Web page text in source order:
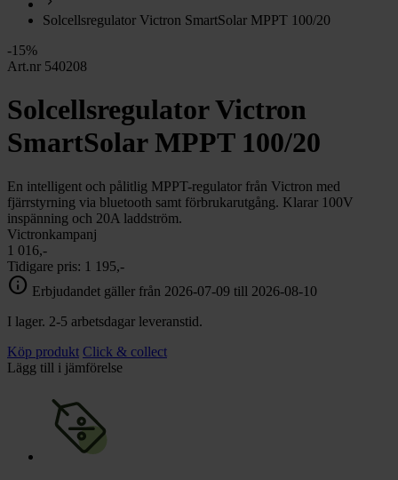
Vatten chevron_right
Lacanche
chevron_right
Solcellsregulator Victron SmartSolar MPPT 100/20
-15%
Art.nr 540208
Solcellsregulator Victron
SmartSolar MPPT 100/20
En intelligent och pålitlig MPPT-regulator från Victron med
fjärrstyrning via bluetooth samt förbrukarutgång. Klarar 100V
inspänning och 20A laddström.
Victronkampanj
1 016,-
Tidigare pris: 1 195,-
info Erbjudandet gäller från 2026-07-09 till 2026-08-10
I lager. 2-5 arbetsdagar leveranstid.
Köp produkt Click & collect
Lägg till i jämförelse